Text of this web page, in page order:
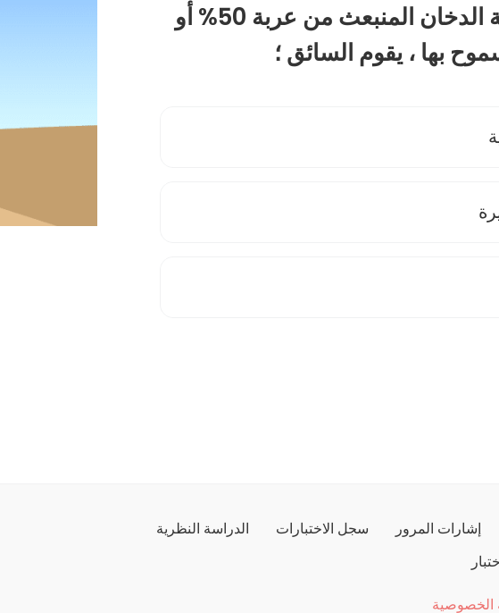
عندما تفوق عتمة الدخان المنبعث من عربة 50% أو
بها ، يقوم السائق ؛
إشارات المرور سجل الاختبارات الدراسة النظرية
الخصوصية